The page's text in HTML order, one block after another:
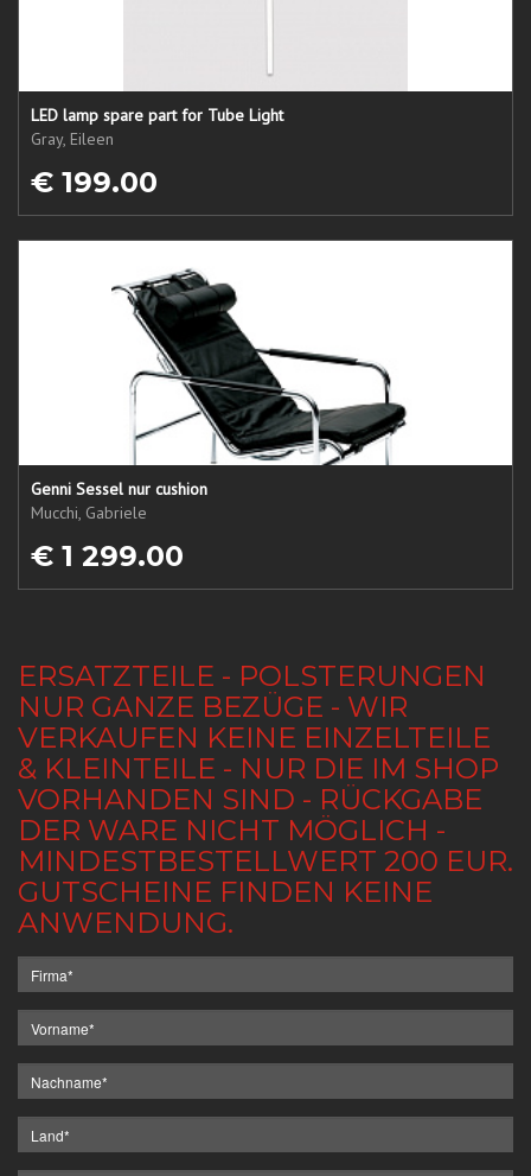
LED lamp spare part for Tube Light
Gray, Eileen
€ 199.00
Genni Sessel nur cushion
Mucchi, Gabriele
€ 1 299.00
ERSATZTEILE - POLSTERUNGEN
NUR GANZE BEZÜGE - WIR
VERKAUFEN KEINE EINZELTEILE
& KLEINTEILE - NUR DIE IM SHOP
VORHANDEN SIND - RÜCKGABE
DER WARE NICHT MÖGLICH -
MINDESTBESTELLWERT 200 EUR.
GUTSCHEINE FINDEN KEINE
ANWENDUNG.